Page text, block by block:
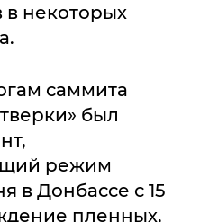
некоторых
саммита
был
режим
в Донбассе с 15
пленных,